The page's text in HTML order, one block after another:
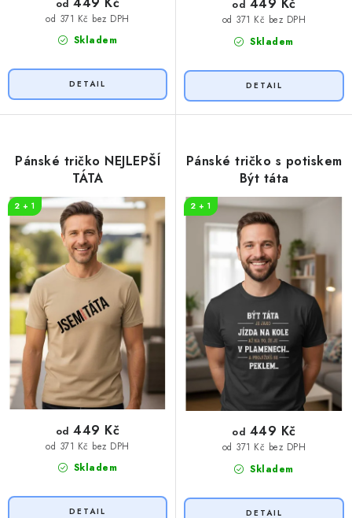
Skladem
od 371 Kč bez DPH
od
Skladem
od 371 Kč bez DPH
od 449 Kč
Pánské tričko NEJLEPŠÍ
TÁTA
2 + 1
Skladem
od 371 Kč bez DPH
od 449 Kč
Pánské tričko s potiskem
Být táta
2 + 1
Skladem
od 371 Kč bez DPH
od 449 Kč